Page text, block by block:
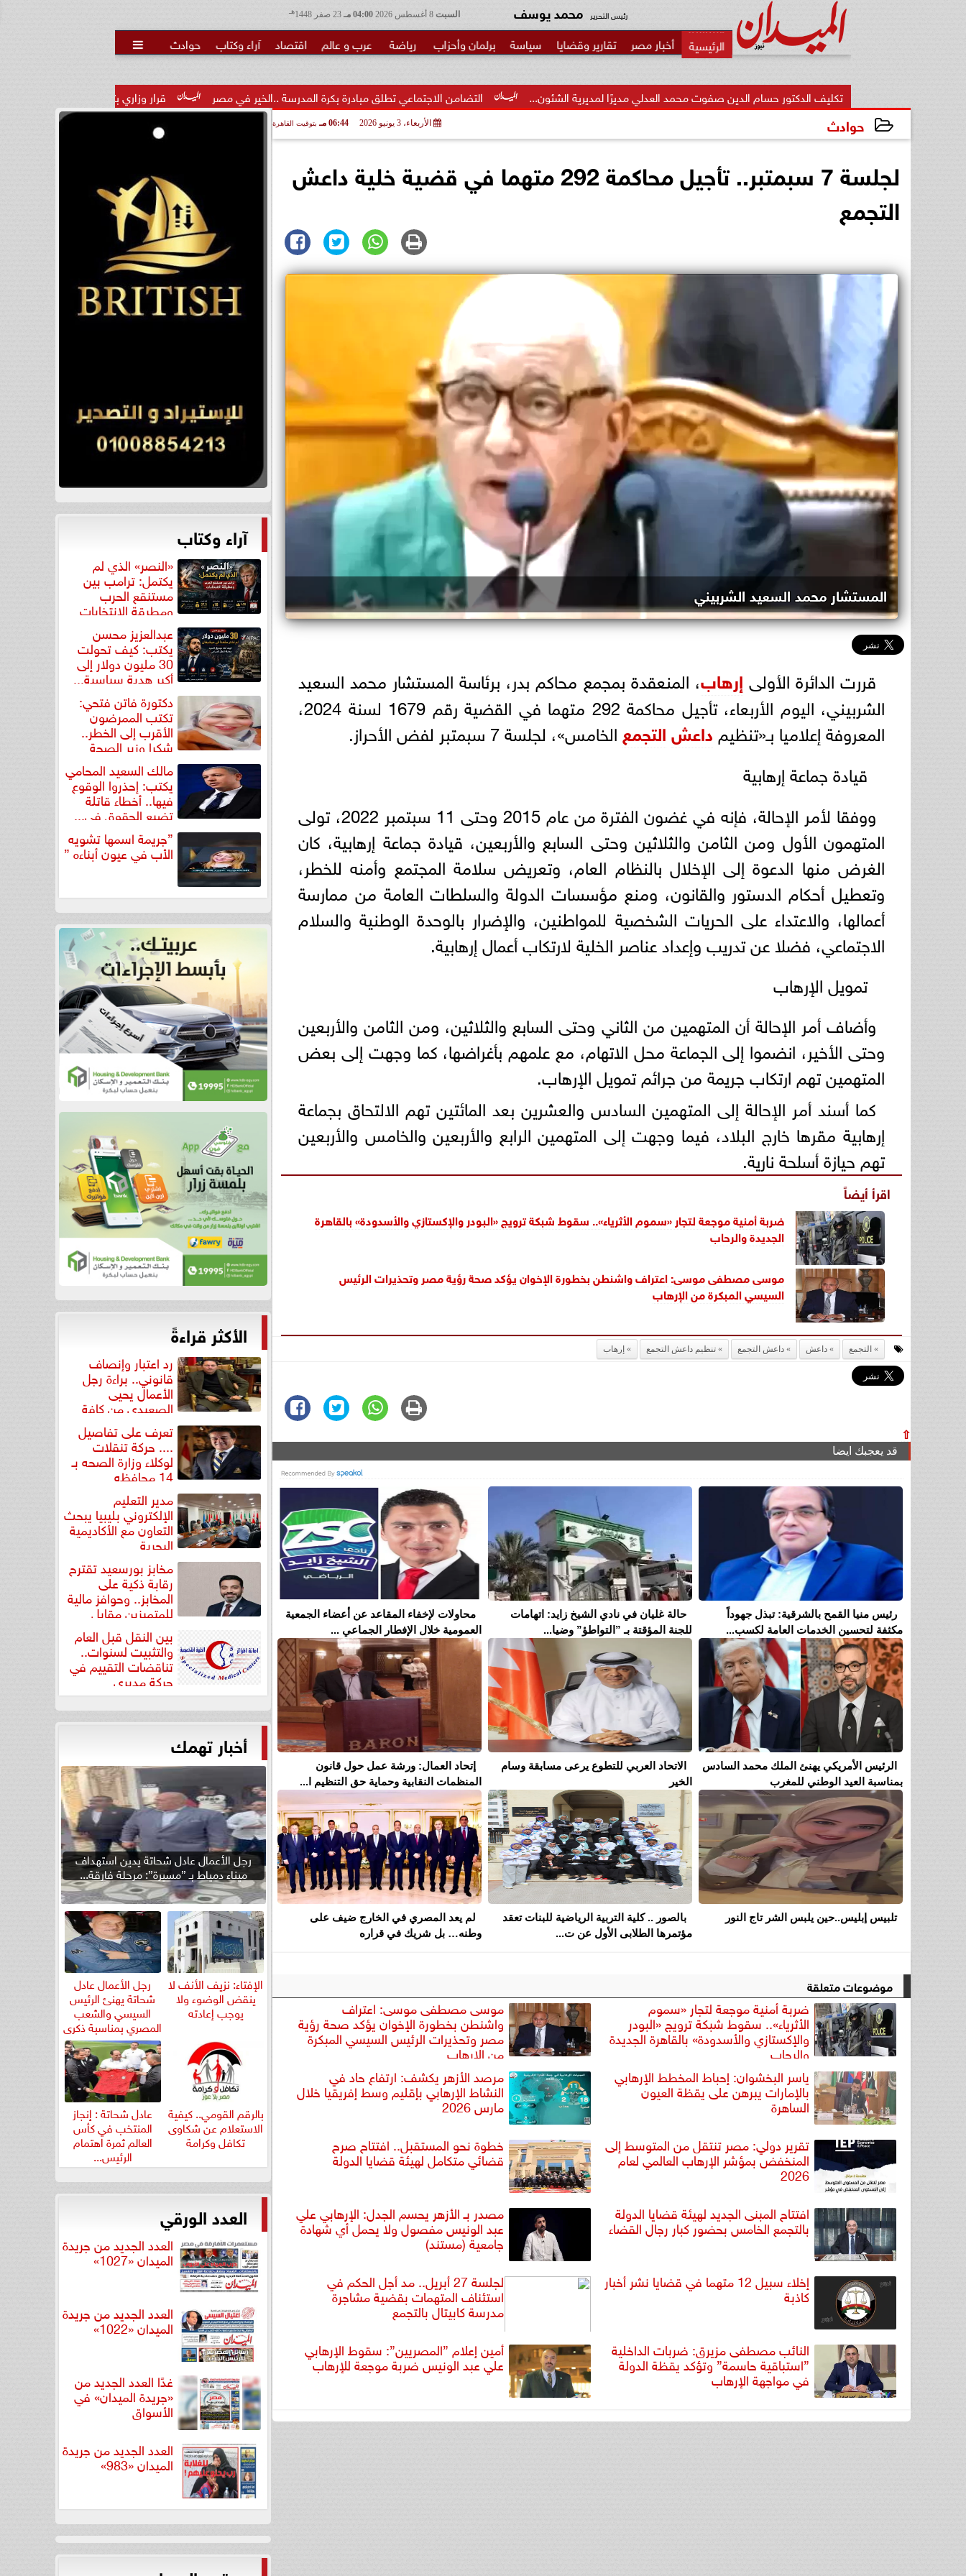
السبت 04:00 مـ هـ رئيس التحرير محمد يوسف
أخبار مصر تقارير وقضايا سياسة برلمان وأحزاب رياضة عرب و عالم اقتصاد آراء وكتاب حوادث 
قرار وزاري بتكليف الدكتور تامر عاطف مدكور مديرًا التضامن الاجتماعي تطلق مبادرة بكرة المدرسة ..الخير في مصر تكليف الدكتور حسام الدين صفوت محمد العدلي مديرًا لمديرية الشئون...
حوادث الأربعاء، 3 يونيو 2026 06:44 مـ بتوقيت القاهرة
لجلسة 7 سبمتبر.. تأجيل محاكمة 292 متهما في قضية خلية داعش
التجمع
المستشار محمد السعيد الشربيني
قررت الدائرة الأولى إرهاب، المنعقدة بمجمع محاكم بدر، برئاسة المستشار محمد السعيد
الشربيني، اليوم الأربعاء، تأجيل محاكمة 292 متهما في القضية رقم 1679 لسنة 2024،
المعروفة إعلاميا بـ«تنظيم داعشالتجمعالخامس»، لجلسة 7 سبمتبر لفض الأحراز.
قيادة جماعة إرهابية
ووفقا لأمر الإحالة، فإنه في غضون الفترة من عام 2015 وحتى 11 سبتمبر 2022، تولى
المتهمون الأول ومن الثامن والثلاثين وحتى السابع والأربعين، قيادة جماعة إرهابية، كان
الغرض منها الدعوة إلى الإخلال بالنظام العام، وتعريض سلامة المجتمع وأمنه للخطر،
وتعطيل أحكام الدستور والقانون، ومنع مؤسسات الدولة والسلطات العامة من ممارسة
أعمالها، والاعتداء على الحريات الشخصية للمواطنين، والإضرار بالوحدة الوطنية والسلام
الاجتماعي، فضلا عن تدريب وإعداد عناصر الخلية لارتكاب أعمال إرهابية.
تمويل الإرهاب
وأضاف أمر الإحالة أن المتهمين من الثاني وحتى السابع والثلاثين، ومن الثامن والأربعين
وحتى الأخير، انضموا إلى الجماعة محل الاتهام، مع علمهم بأغراضها، كما وجهت إلى بعض
المتهمين تهم ارتكاب جريمة من جرائم تمويل الإرهاب.
كما أسند أمر الإحالة إلى المتهمين السادس والعشرين بعد المائتين تهم الالتحاق بجماعة
إرهابية مقرها خارج البلاد، فيما وجهت إلى المتهمين الرابع والأربعين والخامس والأربعين
تهم حيازة أسلحة نارية.
اقرأ أيضاً
ضربة أمنية موجعة لتجار «سموم الأثرياء».. سقوط شبكة ترويج «البودر والإكستازي والأسدودة» بالقاهرة
الجديدة والرحاب
موسى مصطفى موسى: اعتراف واشنطن بخطورة الإخوان يؤكد صحة رؤية مصر وتحذيرات الرئيس
السيسي المبكرة من الإرهاب
التجمع داعش داعش التجمع تنظيم داعش التجمع إرهاب
⇧
قد يعجبك ايضا
رئيس منيا القمح بالشرقية: تبذل جهوداً
مكثفة لتحسين الخدمات العامة لكسب...
حالة غليان في نادي الشيخ زايد: اتهامات
للجنة المؤقتة بـ ”التواطؤ” وضيا...
محاولات لإخفاء المقاعد عن أعضاء الجمعية
العمومية خلال الإفطار الجماعي ...
الرئيس الأمريكي يهنئ الملك محمد السادس
بمناسبة العيد الوطني للمغرب
الاتحاد العربي للتطوع يرعى مسابقة وسام
الخير
إتحاد العمال: ورشة عمل حول قانون
المنظمات النقابية وحماية حق التنظيم ا...
تلبيس إبليس..حين يلبس الشر تاج النور
بالصور .. كلية التربية الرياضية للبنات تعقد
مؤتمرها الطلابى الأول عن ت...
لم يعد المصري في الخارج ضيف على
وطنه… بل شريك في قراره
موضوعات متعلقة
ضربة أمنية موجعة لتجار «سموم
الأثرياء».. سقوط شبكة ترويج «البودر
والإكستازي والأسدودة» بالقاهرة الجديدة
والرحاب
موسى مصطفى موسى: اعتراف
واشنطن بخطورة الإخوان يؤكد صحة رؤية
مصر وتحذيرات الرئيس السيسي المبكرة
من الإرهاب
ياسر البخشوان: إحباط المخطط الإرهابي
بالإمارات يبرهن على يقظة العيون
الساهرة
مرصد الأزهر يكشف: ارتفاع حاد في
النشاط الإرهابي بإقليم وسط إفريقيا خلال
مارس 2026
تقرير دولي: مصر تنتقل من المتوسط إلى
المنخفض بمؤشر الإرهاب العالمي لعام
2026
خطوة نحو المستقبل.. افتتاح صرح
قضائي متكامل لهيئة قضايا الدولة
افتتاح المبنى الجديد لهيئة قضايا الدولة
بالتجمع الخامس بحضور كبار رجال القضاء
مصدر بـ الأزهر يحسم الجدل: الإرهابي علي
عبد الونيس مفصول ولا يحمل أي شهادة
جامعية (مستند)
إخلاء سبيل 12 متهما في قضايا نشر أخبار
كاذبة
لجلسة 27 أبريل.. مد أجل الحكم في
استئناف المتهمات بقضية مشاجرة
مدرسة كابيتال بالتجمع
النائب مصطفى مزيرق: ضربات الداخلية
”استباقية حاسمة” وتؤكد يقظة الدولة
في مواجهة الإرهاب
أمين إعلام ”المصريين”: سقوط الإرهابي
علي عبد الونيس ضربة موجعة للإرهاب
آراء وكتاب
«النصر» الذي لم
يكتمل: ترامب بين
مستنقع الحرب
ومطرقة الانتخابات
عبدالعزيز محسن
يكتب: كيف تحولت
30 مليون دولار إلى
أكبر هدية سياسية...
دكتورة فاتن فتحي:
تكتب الممرضون
الأقرب إلى الخطر..
شكرا وزير الصحة
لتكريم... مالك السعيد المحامي
يكتب: إحذروا الوقوع
فيها.. أخطاء قاتلة
تضيع الحقوق في...
”جريمة اسمها تشويه
الأب في عيون أبناءه ”
الأكثر قراءةً
رد اعتبار وإنصاف
قانوني.. براءة رجل
الأعمال يحيى
الصعيدي من كافة
التهم... تعرف على تفاصيل
.... حركة تنقلات
لوكلاء وزارة الصحه بـ
14 محافظه
مدير التعليم
الإلكتروني بليبيا يبحث
التعاون مع الأكاديمية
البحرية
مخابز بورسعيد تقترح
رقابة ذكية على
المخابز.. وحوافز مالية
للمتميزين مقابل
بين النقل قبل العام
والتثبيت لسنوات..
تناقضات التقييم في
حركة مديري
”مستشفيات...
أخبار تهمك
رجل الأعمال عادل شحاتة يدين استهداف
ميناء دمياط بـ ”مسيرة”: مرحلة فارقة...
الإفتاء: نزيف الأنف لا
ينقض الوضوء ولا
يوجب إعادته
رجل الأعمال عادل
شحاتة يهنئ الرئيس
السيسي والشعب
المصري بمناسبة ذكرى
ثورة...
بالرقم القومي.. كيفية
الاستعلام عن شكاوى
تكافل وكرامة
عادل شحاتة : إنجاز
المنتخب في كأس
العالم ثمرة اهتمام
الرئيس...
العدد الورقي
العدد الجديد من جريدة
الميدان «1027»
العدد الجديد من جريدة
الميدان «1022»
غدًا العدد الجديد من
«جريدة الميدان» في
الأسواق
العدد الجديد من جريدة
الميدان «983»